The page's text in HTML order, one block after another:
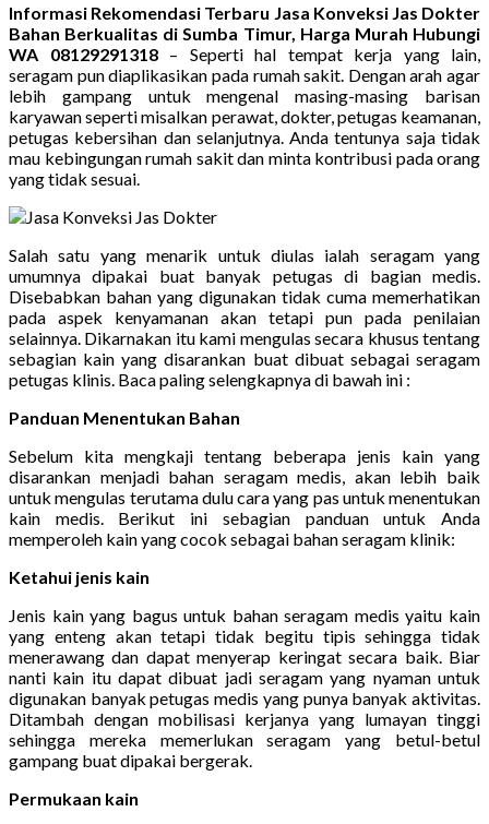
Informasi Rekomendasi Terbaru Jasa Konveksi Jas Dokter
Bahan Berkualitas di Sumba Timur, Harga Murah Hubungi
WA 08129291318– Seperti hal tempat kerja yang lain,
seragam pun diaplikasikan pada rumah sakit. Dengan arah agar
lebih gampang untuk mengenal masing-masing barisan
karyawan seperti misalkan perawat, dokter, petugas keamanan,
petugas kebersihan dan selanjutnya. Anda tentunya saja tidak
mau kebingungan rumah sakit dan minta kontribusi pada orang
yang tidak sesuai.
Salah satu yang menarik untuk diulas ialah seragam yang
umumnya dipakai buat banyak petugas di bagian medis.
Disebabkan bahan yang digunakan tidak cuma memerhatikan
pada aspek kenyamanan akan tetapi pun pada penilaian
selainnya. Dikarnakan itu kami mengulas secara khusus tentang
sebagian kain yang disarankan buat dibuat sebagai seragam
petugas klinis. Baca paling selengkapnya di bawah ini :
Panduan Menentukan Bahan
Sebelum kita mengkaji tentang beberapa jenis kain yang
disarankan menjadi bahan seragam medis, akan lebih baik
untuk mengulas terutama dulu cara yang pas untuk menentukan
kain medis. Berikut ini sebagian panduan untuk Anda
memperoleh kain yang cocok sebagai bahan seragam klinik:
Ketahui jenis kain
Jenis kain yang bagus untuk bahan seragam medis yaitu kain
yang enteng akan tetapi tidak begitu tipis sehingga tidak
menerawang dan dapat menyerap keringat secara baik. Biar
nanti kain itu dapat dibuat jadi seragam yang nyaman untuk
digunakan banyak petugas medis yang punya banyak aktivitas.
Ditambah dengan mobilisasi kerjanya yang lumayan tinggi
sehingga mereka memerlukan seragam yang betul-betul
gampang buat dipakai bergerak.
Permukaan kain